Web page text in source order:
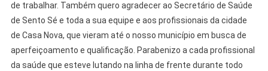
de trabalhar. Também quero agradecer ao Secretário de Saúde
de Sento Sé e toda a sua equipe e aos profissionais da cidade
de Casa Nova, que vieram até o nosso município em busca de
aperfeiçoamento e qualificação. Parabenizo a cada profissional
da saúde que esteve lutando na linha de frente durante todo